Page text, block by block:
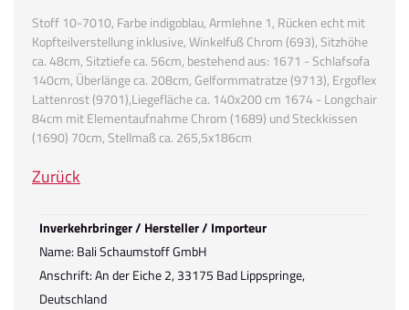
Stoff 10-7010, Farbe indigoblau, Armlehne 1, Rücken echt mit
Kopfteilverstellung inklusive, Winkelfuß Chrom (693), Sitzhöhe
ca. 48cm, Sitztiefe ca. 56cm, bestehend aus: 1671 - Schlafsofa
140cm, Überlänge ca. 208cm, Gelformmatratze (9713), Ergoflex
Lattenrost (9701),Liegefläche ca. 140x200 cm 1674 - Longchair
84cm mit Elementaufnahme Chrom (1689) und Steckkissen
(1690) 70cm, Stellmaß ca. 265,5x186cm
Zurück
Inverkehrbringer / Hersteller / Importeur
Name: Bali Schaumstoff GmbH
Anschrift: An der Eiche 2, 33175 Bad Lippspringe,
Deutschland